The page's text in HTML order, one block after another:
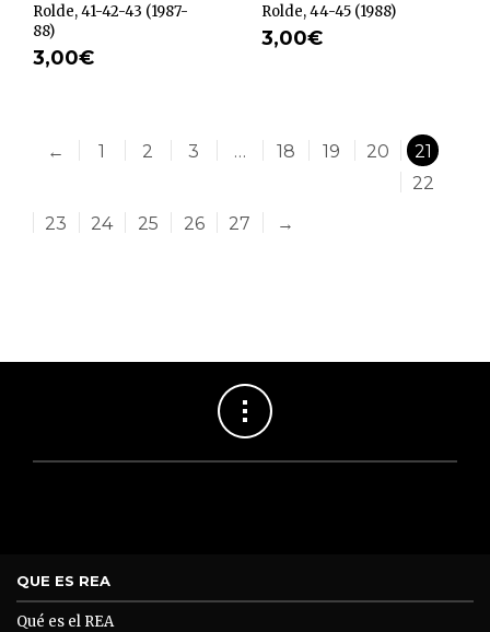
Rolde, 41-42-43 (1987-
88)
3,00€
Rolde, 44-45 (1988)
3,00€
← 1 2 3 … 18 19 20
21
22
23
24 25 26 27 →
QUE ES REA
Qué es el REA